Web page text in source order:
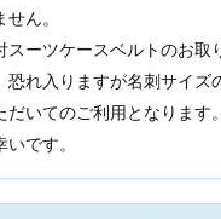
ん。
スーツケースベルトのお取
恐れ入りますが名刺サイズ
だいてのご利用となります。
です。